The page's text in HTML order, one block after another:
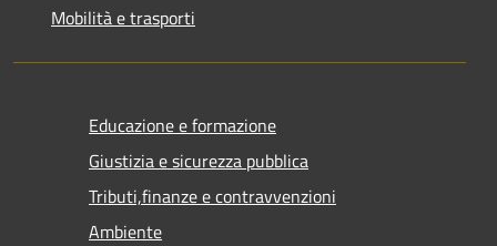
Mobilità e trasporti
Educazione e formazione
Giustizia e sicurezza pubblica
Tributi,finanze e contravvenzioni
Ambiente